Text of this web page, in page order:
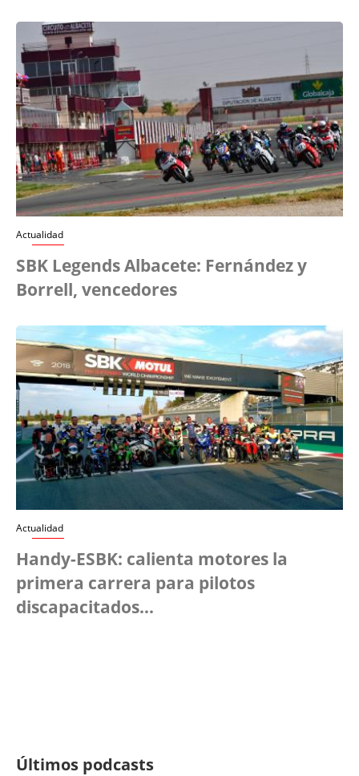
Actualidad
SBK Legends Albacete: Fernández y
Borrell, vencedores
Actualidad
Handy-ESBK: calienta motores la
primera carrera para pilotos
discapacitados...
Últimos podcasts